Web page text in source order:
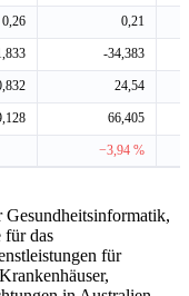
0,26 0,21
-34,383
24,54
66,405
−3,94 %
für das
für